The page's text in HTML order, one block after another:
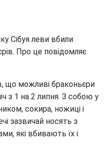
Сібуя леви вбили
Про це повідомляє
що можливі браконьєри
з 1 на 2 липня. З собою у
сокира, ножиці і
зазвичай носять з
які вбивають їх і